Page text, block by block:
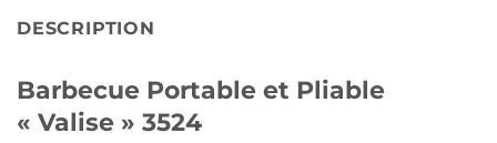
DESCRIPTION
Barbecue Portable et Pliable
« Valise » 3524